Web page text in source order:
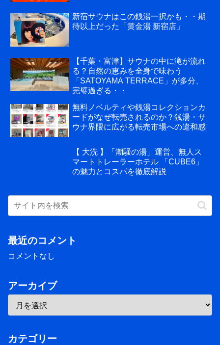
新宿サウナはこの銭湯一択かも・・期
待以上だった「黄金湯 新宿店」
【千葉・富津】サウナの中に滝が流れ
る？自然の恵みを全身で味わう
「SATOYAMA TERRACE」が多分、
完璧過ぎる・・
無料ノベルティや銭湯コレクションカ
ードがなぜ転売されるのか？銭湯・サ
ウナ界隈に広がる転売市場への違和感
【 大洗 】「潮騒の湯」運営、無人ス
マートトレーラーホテル 「CUBE6」
の魅力とコスパを徹底解説
最近のコメント
コメントなし
アーカイブ
カテゴリー